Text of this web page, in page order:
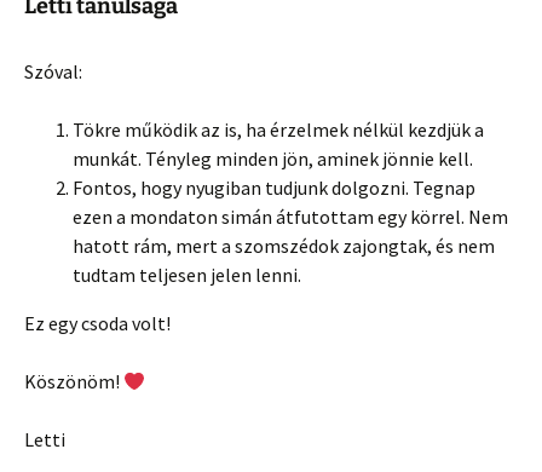
Letti tanulsága
Szóval:
Tökre működik az is, ha érzelmek nélkül kezdjük a
munkát. Tényleg minden jön, aminek jönnie kell.
Fontos, hogy nyugiban tudjunk dolgozni. Tegnap
ezen a mondaton simán átfutottam egy körrel. Nem
hatott rám, mert a szomszédok zajongtak, és nem
tudtam teljesen jelen lenni.
Ez egy csoda volt!
Köszönöm!
Letti